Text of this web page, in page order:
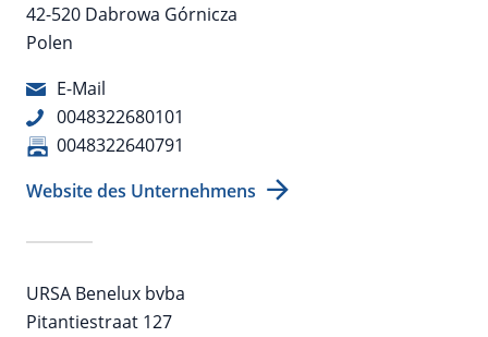
42-520 Dabrowa Górnicza
Polen
E-Mail
0048322680101
0048322640791
Website des Unternehmens
URSA Benelux bvba
Pitantiestraat 127